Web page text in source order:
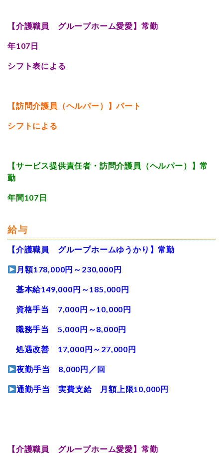
【介護職員 グループホーム愛愛】常勤
年107日
シフト表による
【訪問介護員（ヘルパー）】パート
シフトによる
【サービス提供責任者・訪問介護員（ヘルパー）】常
勤
年間107日
給与
【介護職員 グループホームゆうかり】常勤
月額178,000円～230,000円
基本給149,000円～185,000円
資格手当 7,000円～10,000円
職務手当 5,000円～8,000円
処遇改善 17,000円～27,000円
夜勤手当 8,000円／回
通勤手当 実費支給 月額上限10,000円
【介護職員 グループホーム愛愛】常勤